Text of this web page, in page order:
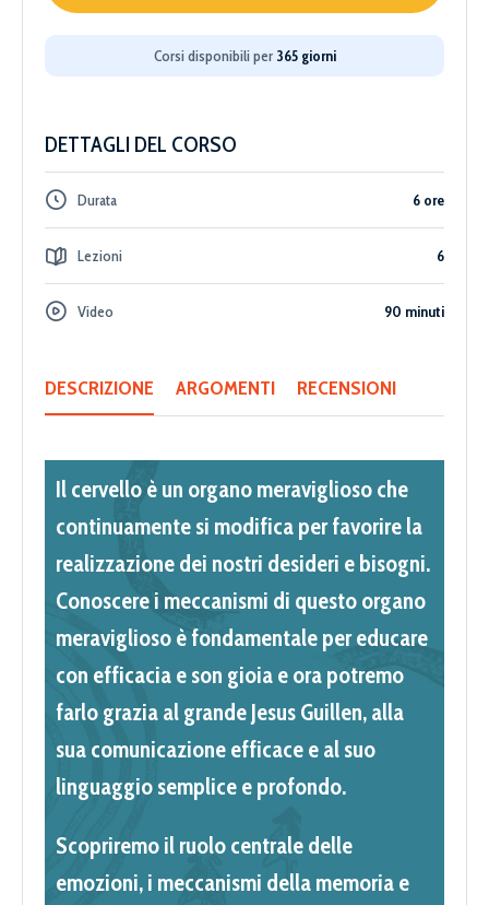
DESCRIZIONE ARGOMENTI RECENSIONI
Il cervello è un organo meraviglioso che
continuamente si modifica per favorire la
realizzazione dei nostri desideri e bisogni.
Conoscere i meccanismi di questo organo
meraviglioso è fondamentale per educare
con efficacia e son gioia e ora potremo
farlo grazia al grande Jesus Guillen, alla
sua comunicazione efficace e al suo
linguaggio semplice e profondo.
Scopriremo il ruolo centrale delle
emozioni, i meccanismi della memoria e
Corsi disponibili per 365 giorni
DETTAGLI DEL CORSO
Durata 6 ore
Lezioni 6
Video 90 minuti